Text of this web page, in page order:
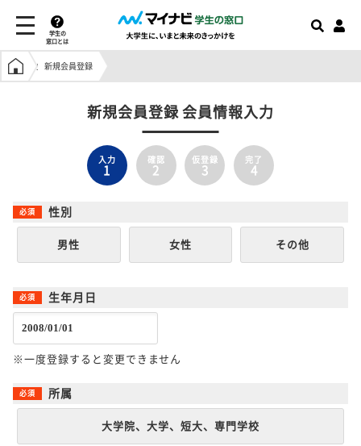
学生の
窓口とは
学生の窓口トップ
新規会員登録
新規会員登録 会員情報入力
入力
1
確認
2
仮登録
3
完了
4
性別
男性 女性 その他
生年月日
※一度登録すると変更できません
所属
大学院、大学、短大、専門学校